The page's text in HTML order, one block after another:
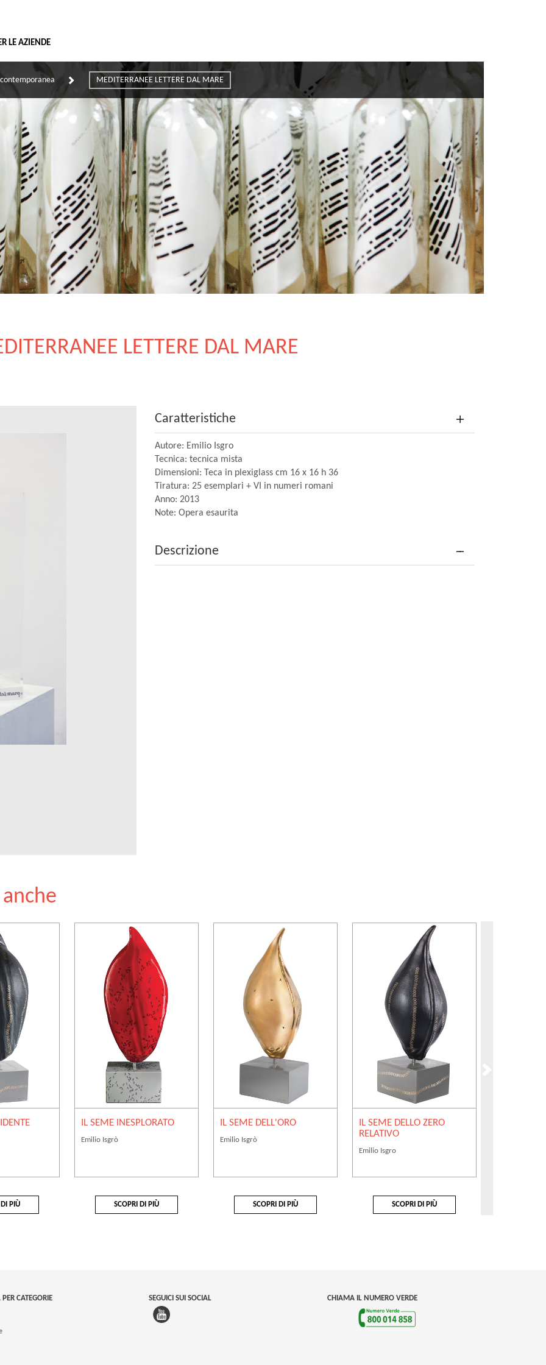
LE AZIENDE
MEDITERRANEE LETTERE DAL MARE
LETTERE DAL MARE
Caratteristiche
Autore: Emilio Isgro
Tecnica: tecnica mista
Dimensioni: Teca in plexiglass cm 16 x 16 h 36
Tiratura: 25 esemplari + VI in numeri romani
Anno: 2013
Note: Opera esaurita
Descrizione
PIÙ
IL SEME INESPLORATO
Emilio Isgrò
SCOPRI DI PIÙ
IL SEME DELL'ORO
Emilio Isgrò
SCOPRI DI PIÙ
IL SEME DELLO ZERO
RELATIVO
Emilio Isgro
SCOPRI DI PIÙ
CATEGORIE SEGUICI SUI SOCIAL CHIAMA IL NUMERO VERDE